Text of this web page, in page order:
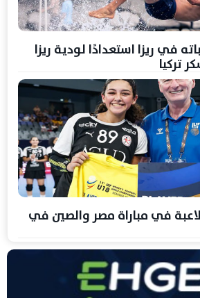
في ريزا استعدادًا لودية ريزا
تركيا
في مباراة مصر والصين في